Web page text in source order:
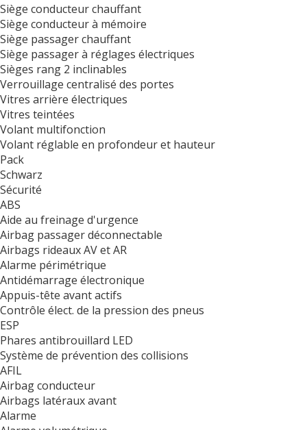
Siège conducteur chauffant
Siège conducteur à mémoire
Siège passager chauffant
Siège passager à réglages électriques
Sièges rang 2 inclinables
Verrouillage centralisé des portes
Vitres arrière électriques
Vitres teintées
Volant multifonction
Volant réglable en profondeur et hauteur
Pack
Schwarz
Sécurité
ABS
Aide au freinage d'urgence
Airbag passager déconnectable
Airbags rideaux AV et AR
Alarme périmétrique
Antidémarrage électronique
Appuis-tête avant actifs
Contrôle élect. de la pression des pneus
ESP
Phares antibrouillard LED
Système de prévention des collisions
AFIL
Airbag conducteur
Airbags latéraux avant
Alarme